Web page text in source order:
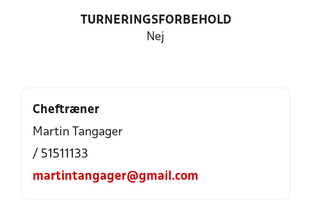
TURNERINGSFORBEHOLD
Nej
Cheftræner
Martin Tangager
/ 51511133
martintangager@gmail.com